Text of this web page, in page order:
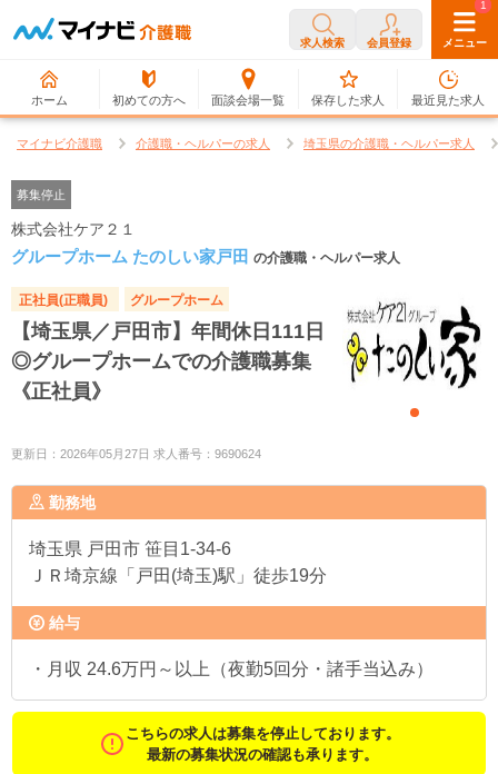
求人検索 会員登録 メニュー
ホーム 初めての方へ 面談会場一覧
0
保存した求人
1
最近見た求人
マイナビ介護職 介護職・ヘルパーの求人 埼玉県の介護職・ヘルパー求人
募集停止
株式会社ケア２１
グループホーム たのしい家戸田 の介護職・ヘルパー求人
正社員(正職員) グループホーム
【埼玉県／戸田市】年間休日111日
◎グループホームでの介護職募集
《正社員》
更新日：2026年05月27日 求人番号：9690624
勤務地
埼玉県 戸田市 笹目1-34-6
ＪＲ埼京線「戸田(埼玉)駅」徒歩19分
給与
・月収 24.6万円～以上（夜勤5回分・諸手当込み）
こちらの求人は募集を停止しております。
最新の募集状況の確認も承ります。